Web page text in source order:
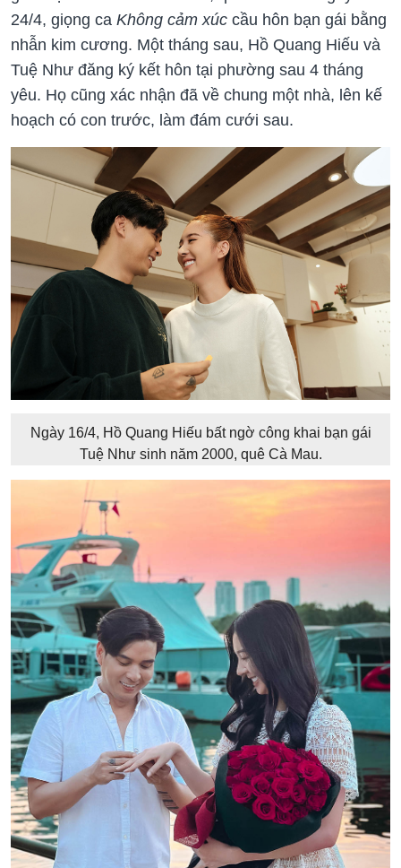
24/4, giọng ca Không cảm xúc cầu hôn bạn gái bằng
nhẫn kim cương. Một tháng sau, Hồ Quang Hiếu và
Tuệ Như đăng ký kết hôn tại phường sau 4 tháng
yêu. Họ cũng xác nhận đã về chung một nhà, lên kế
hoạch có con trước, làm đám cưới sau.
Ngày 16/4, Hồ Quang Hiếu bất ngờ công khai bạn gái
Tuệ Như sinh năm 2000, quê Cà Mau.